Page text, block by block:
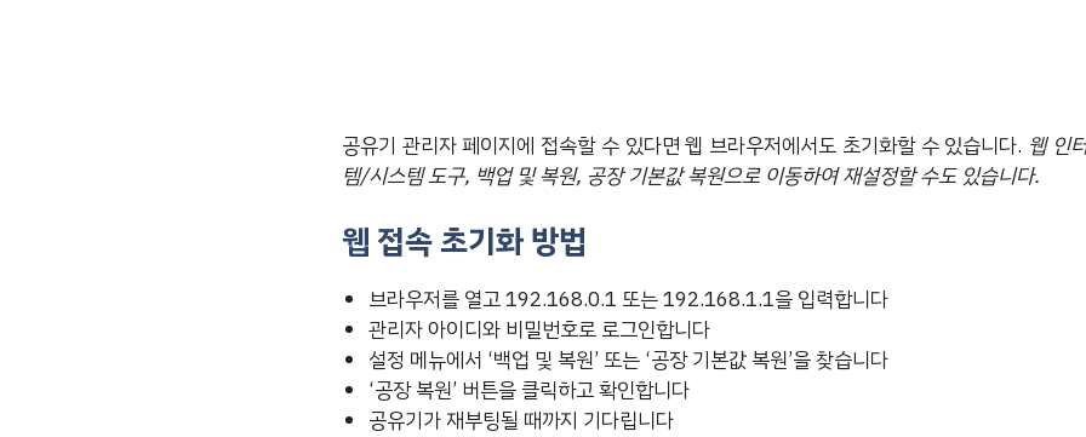
공유기 관리자 페이지에 접속할 수 있다면 웹 브라우저에서도 초기화할 수 있습니다. 웹 인
템/시스템 도구, 백업 및 복원, 공장 기본값 복원으로 이동하여 재설정할 수도 있습니다.
웹 접속 초기화 방법
브라우저를 열고 192.168.0.1 또는 192.168.1.1을 입력합니다
관리자 아이디와 비밀번호로 로그인합니다
설정 메뉴에서 ‘백업 및 복원’ 또는 ‘공장 기본값 복원’을 찾습니다
‘공장 복원’ 버튼을 클릭하고 확인합니다
공유기가 재부팅될 때까지 기다립니다